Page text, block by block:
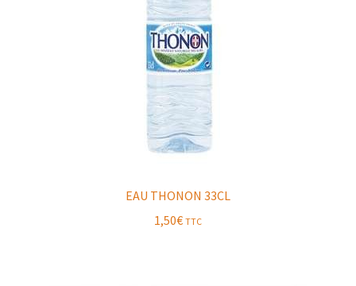
EAU THONON 33CL
1,50€ TTC